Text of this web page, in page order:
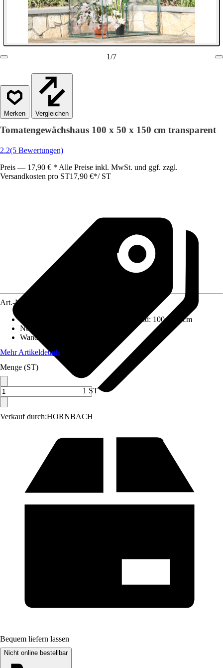
1/7
Vergleichen
Tomatengewächshaus 100 x 50 x 150 cm transparent
2.2(5 Bewertungen)
Preis — 17,90 € * Alle Preise inkl. MwSt. und ggf. zzgl.
Versandkosten pro ST17,90 €*/ ST
Verkauf durch:HORNBACH
Art.-Nr.
Aufstellmaße B x T ohne Dachüberstand: 100 x 50 cm
Nutzfläche
Wandstärke
Mehr Artikeldetails
Menge (ST)
1 ST
Bequem liefern lassen
Nicht online bestellbar